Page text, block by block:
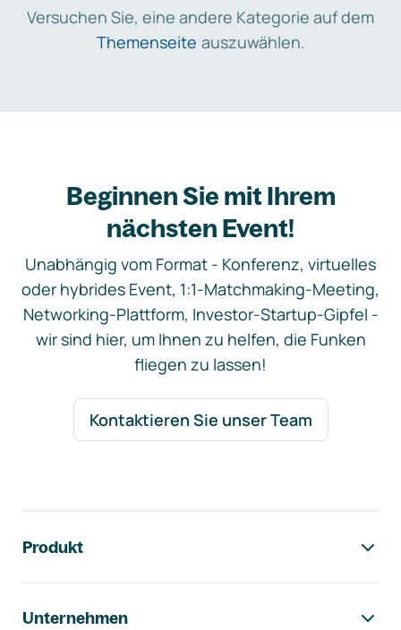
Versuchen Sie, eine andere Kategorie auf dem
Themenseite auszuwählen.
Beginnen Sie mit Ihrem
nächsten Event!
Unabhängig vom Format - Konferenz, virtuelles
oder hybrides Event, 1:1-Matchmaking-Meeting,
Networking-Plattform, Investor-Startup-Gipfel -
wir sind hier, um Ihnen zu helfen, die Funken
fliegen zu lassen!
Kontaktieren Sie unser Team
Produkt
Unternehmen